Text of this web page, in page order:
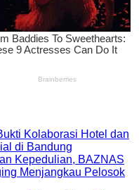
Kolaborasi Hotel dan
di Bandung
Kepedulian, BAZNAS
Menjangkau Pelosok